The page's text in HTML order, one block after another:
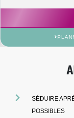
SÉDUIRE
POSSIBLES